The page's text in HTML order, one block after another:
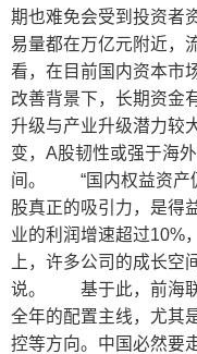
期也难免会受到投资者
易量都在万亿元附近，
看，在目前国内资本市
改善背景下，长期资金
升级与产业升级潜力较
变，A股韧性或强于海
间。 “国内权益资产
股真正的吸引力，是得
业的利润增速超过10%
上，许多公司的成长空
说。 基于此，前海联
全年的配置主线，尤其
控等方向。中国必然要